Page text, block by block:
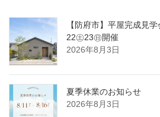
【防府市】平屋完成見
22㊏23㊐開催
2026年8月3日
夏季休業のお知らせ
2026年8月3日